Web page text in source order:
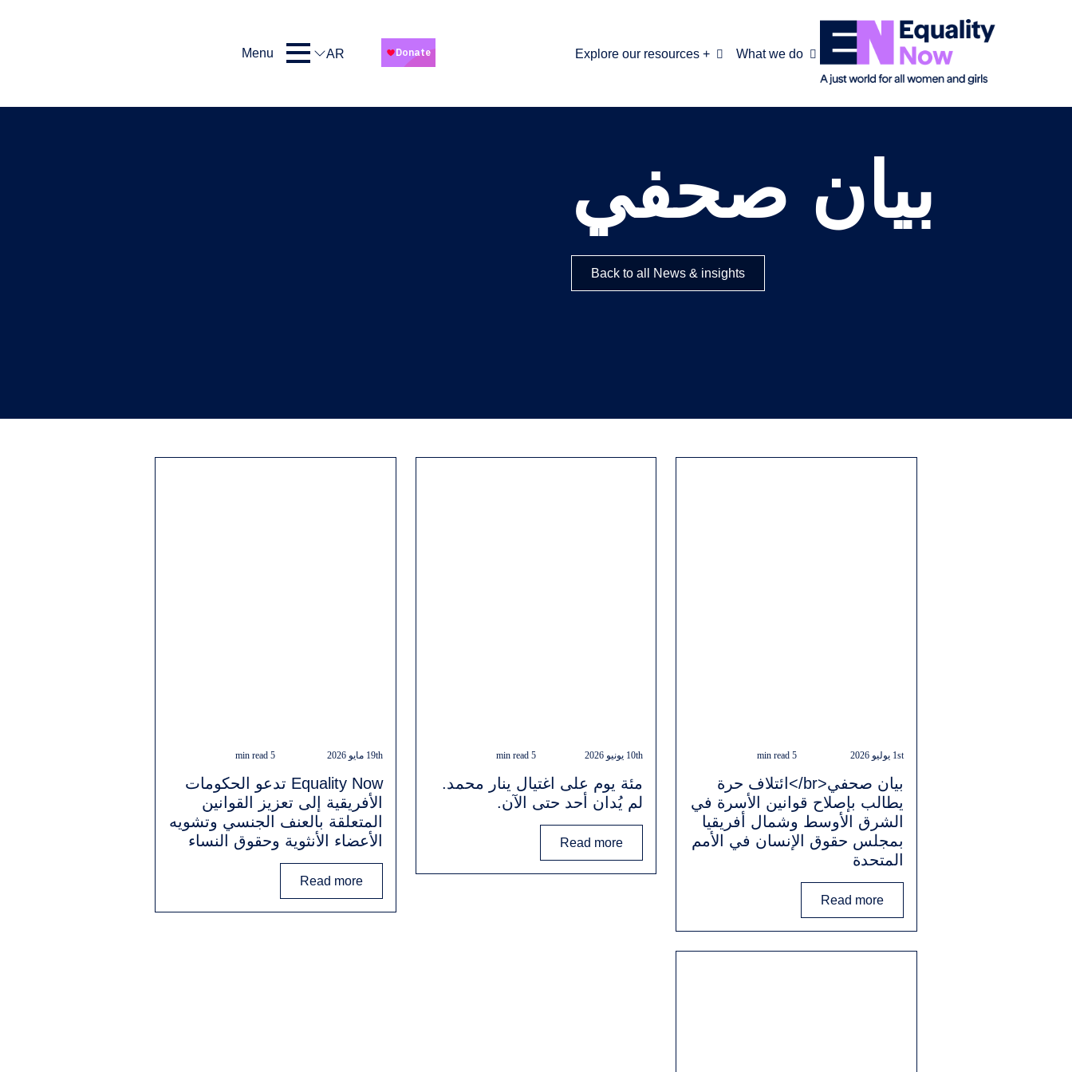
What we do
Explore our resources +
AR
Menu
بيان صحفي
Back to all News & insights
1st يوليو 2026 5 min read
بيان صحفي<br/>ائتلاف حرة
يطالب بإصلاح قوانين الأسرة في
الشرق الأوسط وشمال أفريقيا
بمجلس حقوق الإنسان في الأمم
المتحدة
Read more
10th يونيو 2026 5 min read
مئة يوم على اغتيال ينار محمد.
لم يُدان أحد حتى الآن.
Read more
19th مايو 2026 5 min read
Equality Now تدعو الحكومات
الأفريقية إلى تعزيز القوانين
المتعلقة بالعنف الجنسي وتشويه
الأعضاء الأنثوية وحقوق النساء
Read more